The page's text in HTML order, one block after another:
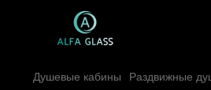
Душевые кабины Раздвижные